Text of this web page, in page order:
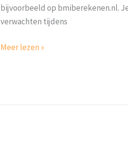
bijvoorbeeld op bmiberekenen.nl.
verwachten tijdens
Meer lezen »